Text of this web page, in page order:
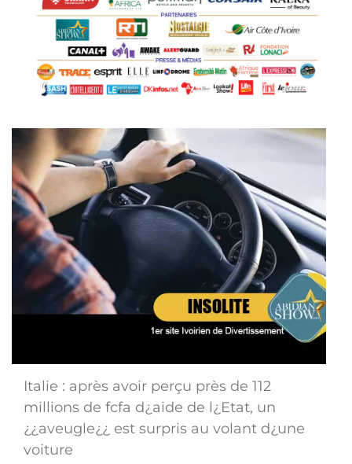
Italie : après avoir perçu près de 112
millions de fcfa d¿aide de l¿Etat, un
¿¿aveugle¿¿ est surpris au volant d¿une
voiture